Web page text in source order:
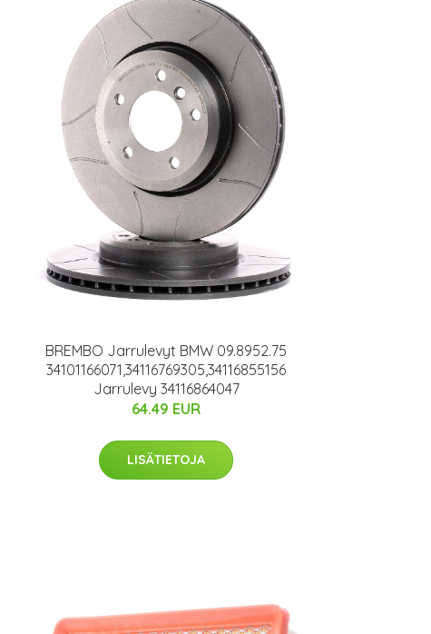
BREMBO Jarrulevyt BMW 09.8952.75
34101166071,34116769305,34116855156
Jarrulevy 34116864047
64.49 EUR
LISÄTIETOJA